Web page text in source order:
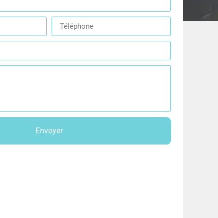
Envoyer